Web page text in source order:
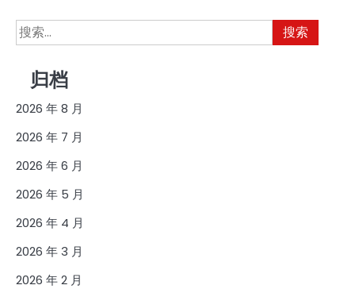
搜
索：
归档
2026 年 8 月
2026 年 7 月
2026 年 6 月
2026 年 5 月
2026 年 4 月
2026 年 3 月
2026 年 2 月